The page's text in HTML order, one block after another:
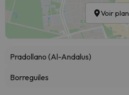
Voir plan
Pradollano (Al-Andalus)
Borreguiles